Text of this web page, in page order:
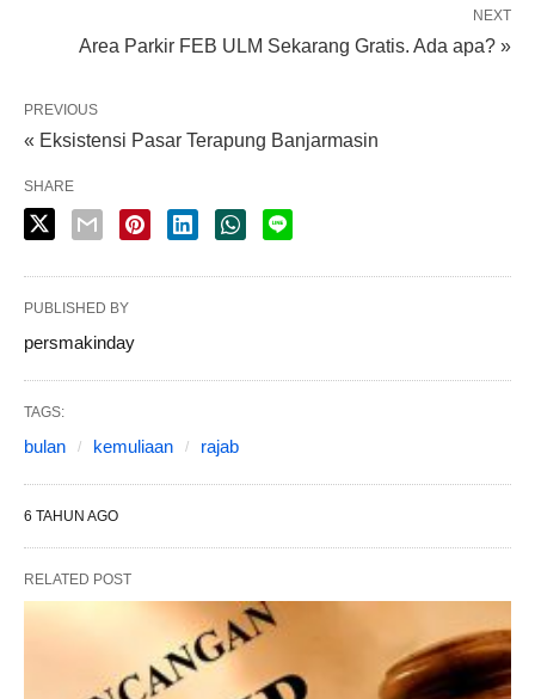
NEXT
Area Parkir FEB ULM Sekarang Gratis. Ada apa? »
PREVIOUS
« Eksistensi Pasar Terapung Banjarmasin
SHARE
PUBLISHED BY
persmakinday
TAGS:
bulan kemuliaan rajab
6 TAHUN AGO
RELATED POST